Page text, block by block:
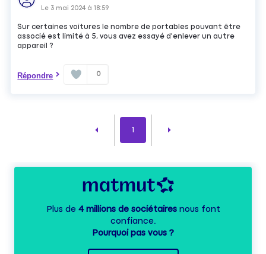
Le 3 mai 2024 à18:59
Sur certaines voitures le nombre de portables pouvant être
associé est limité à 5, vous avez essayé d'enlever un autre
appareil ?
Répondre 0
1
Plus de 4 millions de sociétairesnous font
confiance.
Pourquoi pas vous ?